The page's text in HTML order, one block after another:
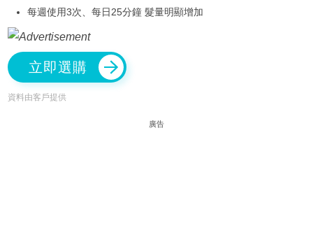
每週使用3次、每日25分鐘 髮量明顯增加
立即選購
資料由客戶提供
廣告